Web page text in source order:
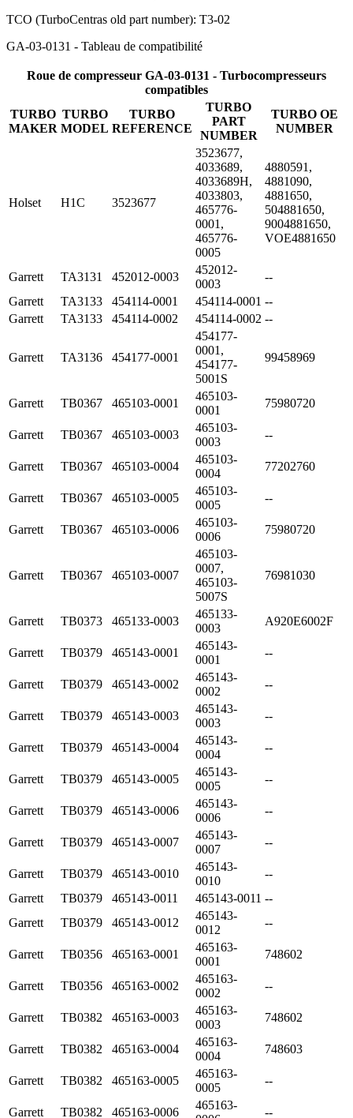
TCO (TurboCentras old part number): T3-02
GA-03-0131 - Tableau de compatibilité
Roue de compresseur GA-03-0131 - Turbocompresseurs
compatibles
TURBO
MAKER
TURBO
MODEL
TURBO
REFERENCE
TURBO
PART
NUMBER
TURBO OE
NUMBER
Holset H1C 3523677
3523677,
4033689,
4033689H,
4033803,
465776-
0001,
465776-
0005
4880591,
4881090,
4881650,
504881650,
9004881650,
VOE4881650
Garrett TA3131 452012-0003
452012-
0003
--
Garrett
TA3133 454114-0001 454114-0001 --
Garrett
TA3133 454114-0002 454114-0002 --
Garrett TA3136 454177-0001
454177-
0001,
454177-
5001S
99458969
Garrett TB0367 465103-0001
465103-
0001
75980720
Garrett TB0367 465103-0003
465103-
0003
--
Garrett TB0367 465103-0004
465103-
0004
77202760
Garrett TB0367 465103-0005
465103-
0005
--
Garrett TB0367 465103-0006
465103-
0006
75980720
Garrett TB0367 465103-0007
465103-
0007,
465103-
5007S
76981030
Garrett TB0373 465133-0003
465133-
0003
A920E6002F
Garrett TB0379 465143-0001
465143-
0001
--
Garrett TB0379 465143-0002
465143-
0002
--
Garrett TB0379 465143-0003
465143-
0003
--
Garrett TB0379 465143-0004
465143-
0004
--
Garrett TB0379 465143-0005
465143-
0005
--
Garrett TB0379 465143-0006
465143-
0006
--
Garrett TB0379 465143-0007
465143-
0007
--
Garrett TB0379 465143-0010
465143-
0010
--
Garrett
TB0379 465143-0011 465143-0011 --
Garrett
TB0379 465143-0012
465143-
0012
--
Garrett TB0356 465163-0001
465163-
0001
748602
Garrett TB0356 465163-0002
465163-
0002
--
Garrett TB0382 465163-0003
465163-
0003
748602
Garrett TB0382 465163-0004
465163-
0004
748603
Garrett TB0382 465163-0005
465163-
0005
--
Garrett TB0382 465163-0006
465163-
--